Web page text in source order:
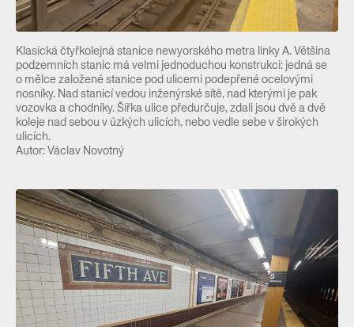
Klasická čtyřkolejná stanice newyorského metra linky A. Většina
podzemních stanic má velmi jednoduchou konstrukci: jedná se
o mělce založené stanice pod ulicemi podepřené ocelovými
nosníky. Nad stanicí vedou inženýrské sítě, nad kterými je pak
vozovka a chodníky. Šířka ulice předurčuje, zdali jsou dvě a dvě
koleje nad sebou v úzkých ulicích, nebo vedle sebe v širokých
ulicích.
Autor: Václav Novotný